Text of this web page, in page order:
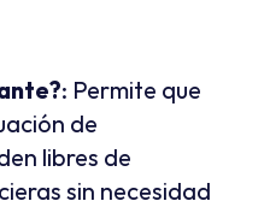
: Permite que
de
libres de
sin necesidad